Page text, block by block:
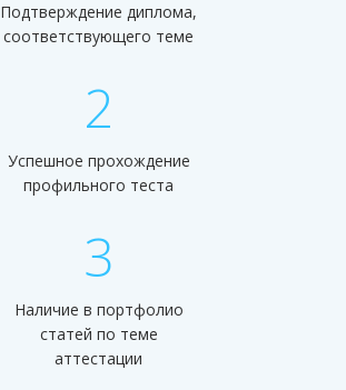
Подтверждение диплома,
соответствующего теме
2
Успешное прохождение
профильного теста
3
Наличие в портфолио
статей по теме
аттестации